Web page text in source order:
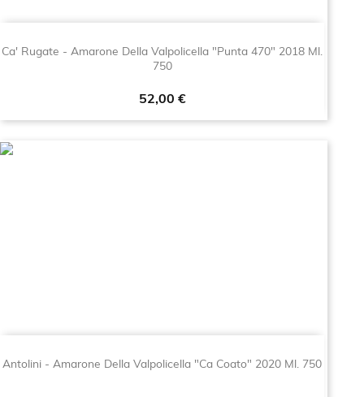
Ca' Rugate - Amarone Della Valpolicella "Punta 470" 2018 Ml.
750
Prezzo
52,00 €
Antolini - Amarone Della Valpolicella "Ca Coato" 2020 Ml. 750